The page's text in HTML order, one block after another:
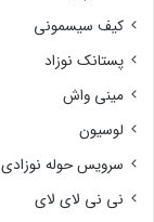
کیف سیسمونی
پستانک نوزاد
مینی واش
لوسیون
سرویس حوله نوزادی
نی نی لای لای